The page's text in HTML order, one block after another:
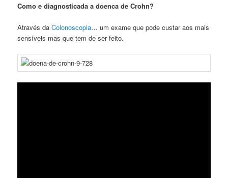
Como e diagnosticada a doenca de Crohn?
Através daColonoscopia… um exame que pode custar aos mais
sensíveis mas que tem de ser feito.